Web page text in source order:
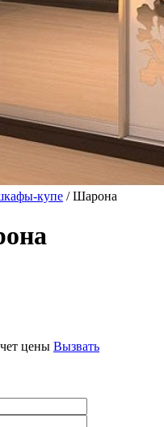
купе / Шарона
цены Вызвать